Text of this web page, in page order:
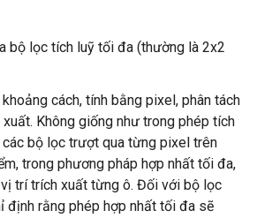
bộ lọc tích luỹ tối đa (thường là 2x2
cách, tính bằng pixel, phân tách
Không giống như trong phép tích
bộ lọc trượt qua từng pixel trên
trong phương pháp hợp nhất tối đa,
trí trích xuất từng ô. Đối với bộ lọc
định rằng phép hợp nhất tối đa sẽ